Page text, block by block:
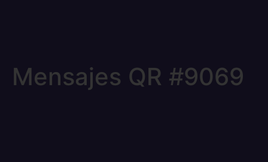
Mensajes QR #9069